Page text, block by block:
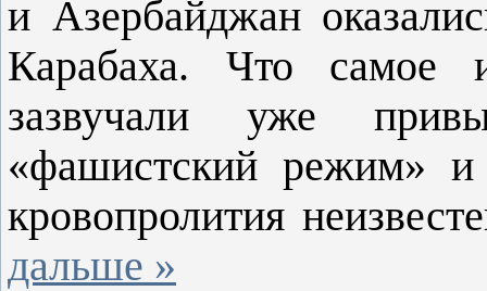
и Азербайджан
Карабаха. Что самое
зазвучали уже
«фашистский режим» и
кровопролития
дальше »